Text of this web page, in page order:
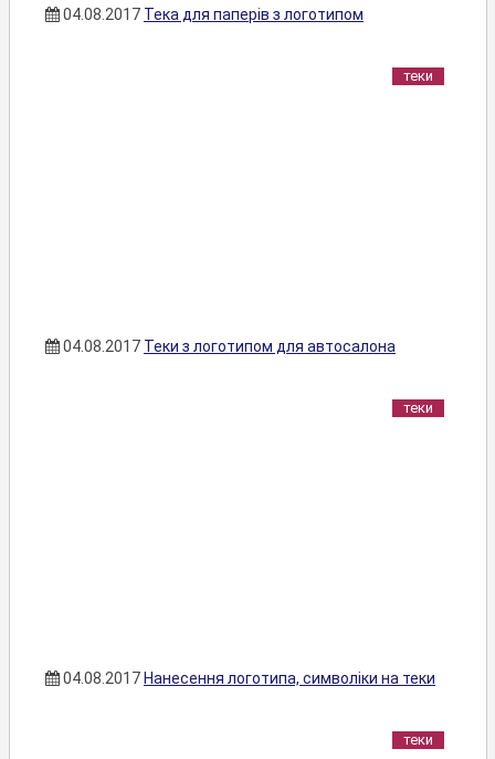
04.08.2017 Тека для паперів з логотипом
теки
04.08.2017 Теки з логотипом для автосалона
теки
04.08.2017 Нанесення логотипа, символіки на теки
теки